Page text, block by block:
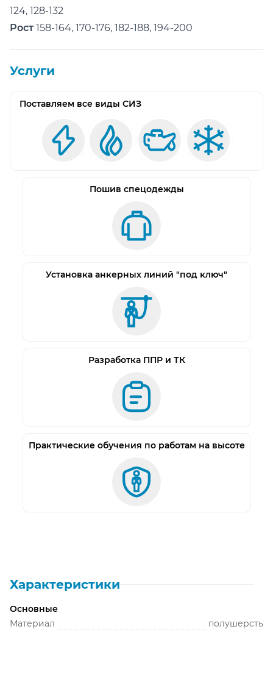
124, 128-132
Рост 158-164, 170-176, 182-188, 194-200
Услуги
Поставляем все виды СИЗ
Пошив спецодежды
Установка анкерных линий "под ключ"
Разработка ППР и ТК
Практические обучения по работам на высоте
Характеристики
Основные
Материал
полушерсть